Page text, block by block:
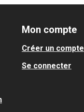
Mon compte
Créer un compte
Se connecter